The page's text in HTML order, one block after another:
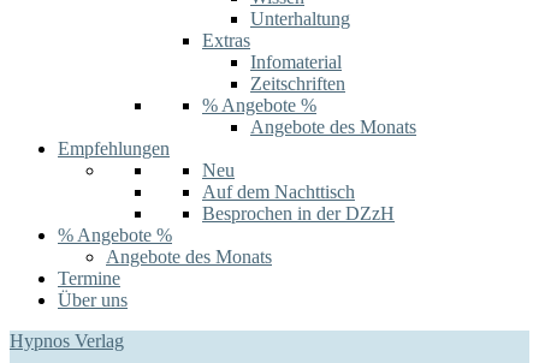
Unterhaltung
Extras
Infomaterial
Zeitschriften
% Angebote %
Angebote des Monats
Empfehlungen
Neu
Auf dem Nachttisch
Besprochen in der DZzH
% Angebote %
Angebote des Monats
Termine
Über uns
Hypnos Verlag